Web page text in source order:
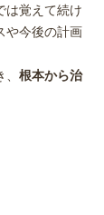
は覚えて続け
や今後の計画
根本から治